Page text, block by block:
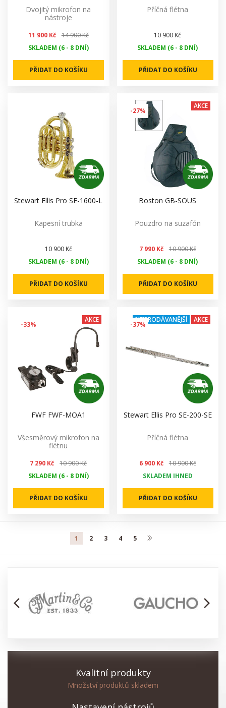
Dvojitý mikrofon na
nástroje
11 900 Kč
14 900 Kč
SKLADEM (6 - 8 DNÍ)
PŘIDAT DO KOŠÍKU
Příčná flétna
10 900 Kč
SKLADEM (6 - 8 DNÍ)
PŘIDAT DO KOŠÍKU
Stewart Ellis Pro SE-1600-L
Kapesní trubka
10 900 Kč
SKLADEM (6 - 8 DNÍ)
PŘIDAT DO KOŠÍKU
-27%
AKCE
Boston GB-SOUS
Pouzdro na suzafón
7 990 Kč
10 900 Kč
SKLADEM (6 - 8 DNÍ)
PŘIDAT DO KOŠÍKU
-33%
AKCE
FWF FWF-MOA1
Všesměrový mikrofon na
flétnu
7 290 Kč
10 900 Kč
SKLADEM (6 - 8 DNÍ)
PŘIDAT DO KOŠÍKU
-37%
NEJPRODÁVANĚJŠÍ AKCE
Stewart Ellis Pro SE-200-SE
Příčná flétna
6 900 Kč
10 900 Kč
SKLADEM IHNED
PŘIDAT DO KOŠÍKU
1 2 3 4 5
arrow_back_ios arrow_forward_ios
Kvalitní produkty
Množství produktů skladem